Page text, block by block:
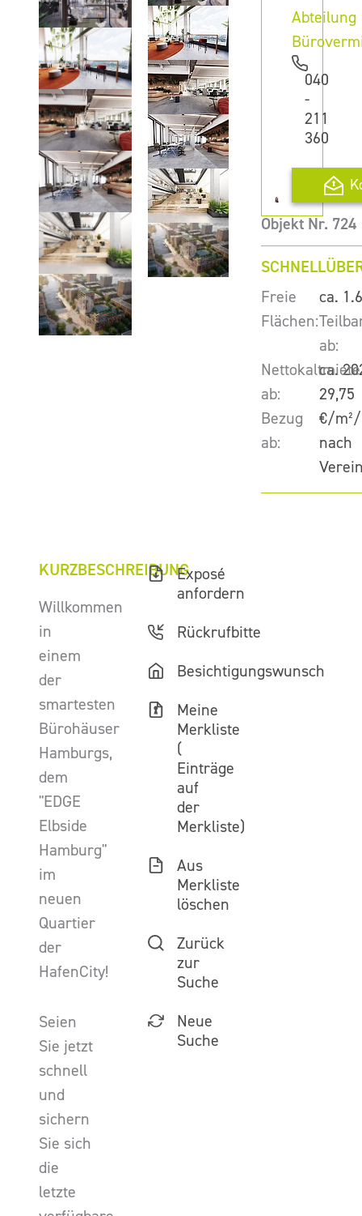
Abteilung
040
-
211
360
Objekt Nr. 724
Freie
Flächen:
ca.
ab:
ca.
Nettokaltmiete
ab:
29,75
€/
Bezug
ab:
nach
KURZBESCHREIBUNG
Willkommen
in
einem
der
smartesten
Bürohäuser
Hamburgs,
dem
"EDGE
Elbside
Hamburg"
im
neuen
Quartier
der
HafenCity!
Seien
Sie jetzt
schnell
und
sichern
Sie sich
die
letzte
Exposé
anfordern
Rückrufbitte
Besichtigungswunsch
Meine
Merkliste
(
Einträge
auf
der
Merkliste)
Aus
Merkliste
löschen
Zurück
zur
Suche
Neue
Suche